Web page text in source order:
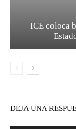
ICE coloca
DEJA UNA